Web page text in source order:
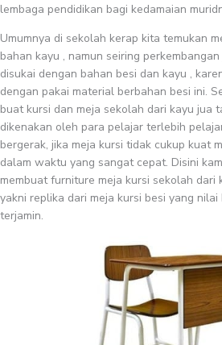
lembaga pendidikan bagi kedamaian
Umumnya di sekolah kerap kita temukan
bahan kayu , namun seiring
disukai dengan bahan besi dan kayu ,
dengan pakai material berbahan besi ini.
buat kursi dan meja sekolah dari kayu jua
dikenakan oleh para pelajar terlebih
bergerak, jika meja kursi tidak cukup kuat
dalam waktu yang sangat cepat. Disini
membuat furniture meja kursi sekolah dari
yakni replika dari meja kursi besi yang
terjamin.